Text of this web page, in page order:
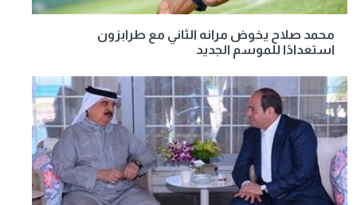
محمد صلاح يخوض مرانه الثاني مع طرابزون
استعدادًا للموسم الجديد